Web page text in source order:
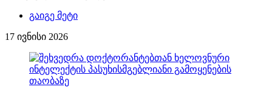
გაიგე მეტი
17 ივნისი 2026